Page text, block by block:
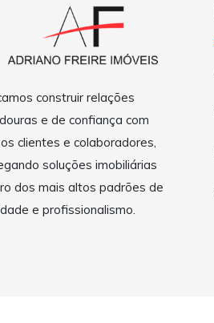
construir relações
e de confiança com
clientes e colaboradores,
soluções imobiliárias
dos mais altos padrões de
e profissionalismo.